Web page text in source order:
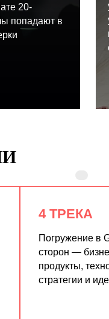
20-
попадают в
4 ТРЕКА
Погружение в
сторон —
продукты,
стратегии и